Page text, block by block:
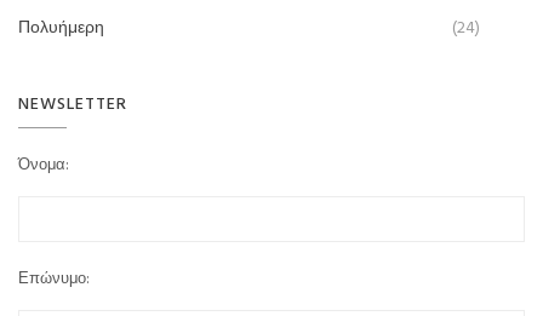
Πολυήμερη
(24)
NEWSLETTER
Όνομα:
Επώνυμο: